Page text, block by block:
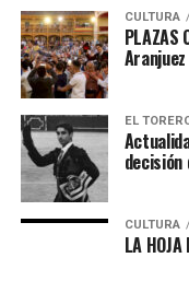
CULTURA
PLAZAS
Aranjuez
EL
CULTURA
LA